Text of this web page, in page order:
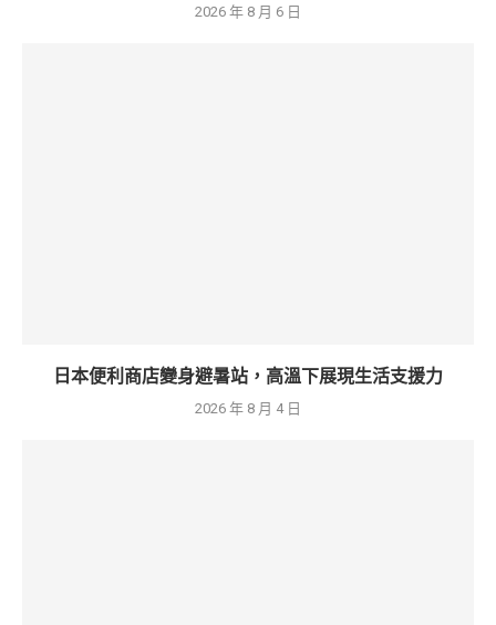
2026 年 8 月 6 日
日本便利商店變身避暑站，高溫下展現生活支援力
2026 年 8 月 4 日